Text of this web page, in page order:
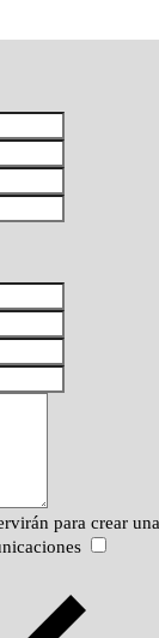
para crear